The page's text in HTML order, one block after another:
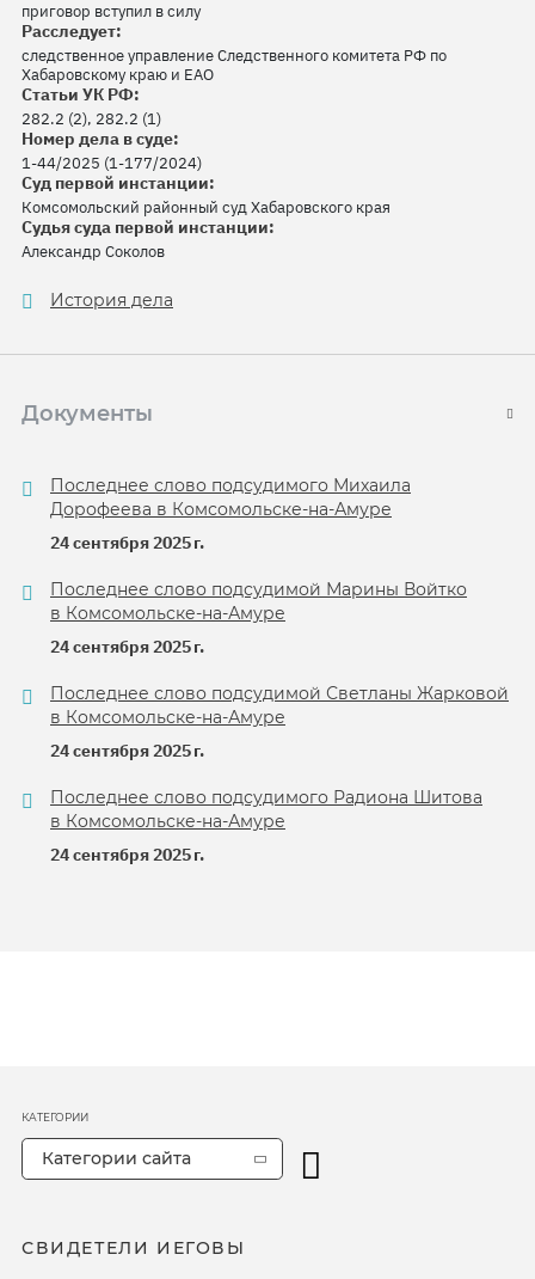
приговор вступил в силу
Расследует:
следственное управление Следственного комитета РФ по
Хабаровскому краю и ЕАО
Статьи УК РФ:
282.2 (2), 282.2 (1)
Номер дела в суде:
1-44/2025 (1-177/2024)
Суд первой инстанции:
Комсомольский районный суд Хабаровского края
Судья суда первой инстанции:
Александр Соколов
История дела
Документы
Последнее слово подсудимого Михаила
Дорофеева в Комсомольске-на-Амуре
24 сентября 2025 г.
Последнее слово подсудимой Марины Войтко
в Комсомольске-на-Амуре
24 сентября 2025 г.
Последнее слово подсудимой Светланы Жарковой
в Комсомольске-на-Амуре
24 сентября 2025 г.
Последнее слово подсудимого Радиона Шитова
в Комсомольске-на-Амуре
24 сентября 2025 г.
СВИДЕТЕЛИ ИЕГОВЫ
КАТЕГОРИИ
Категории сайта